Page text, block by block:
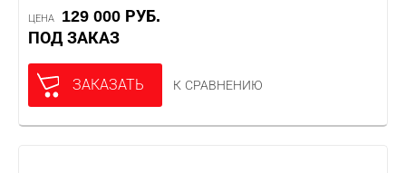
ЦЕНА
129 000 РУБ.
ПОД ЗАКАЗ
ЗАКАЗАТЬ К СРАВНЕНИЮ